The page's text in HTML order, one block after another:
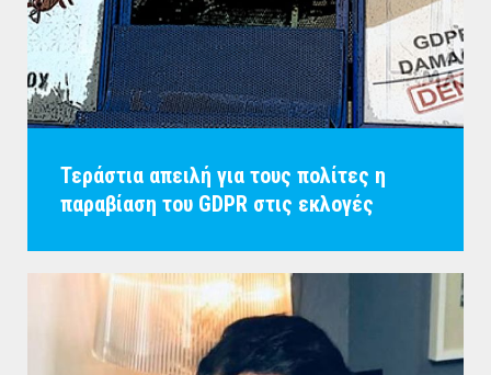
Τεράστια απειλή για τους πολίτες η
παραβίαση του GDPR στις εκλογές